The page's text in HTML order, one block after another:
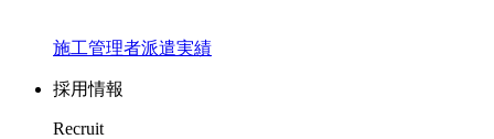
施工管理者派遣実績
採用情報
Recruit